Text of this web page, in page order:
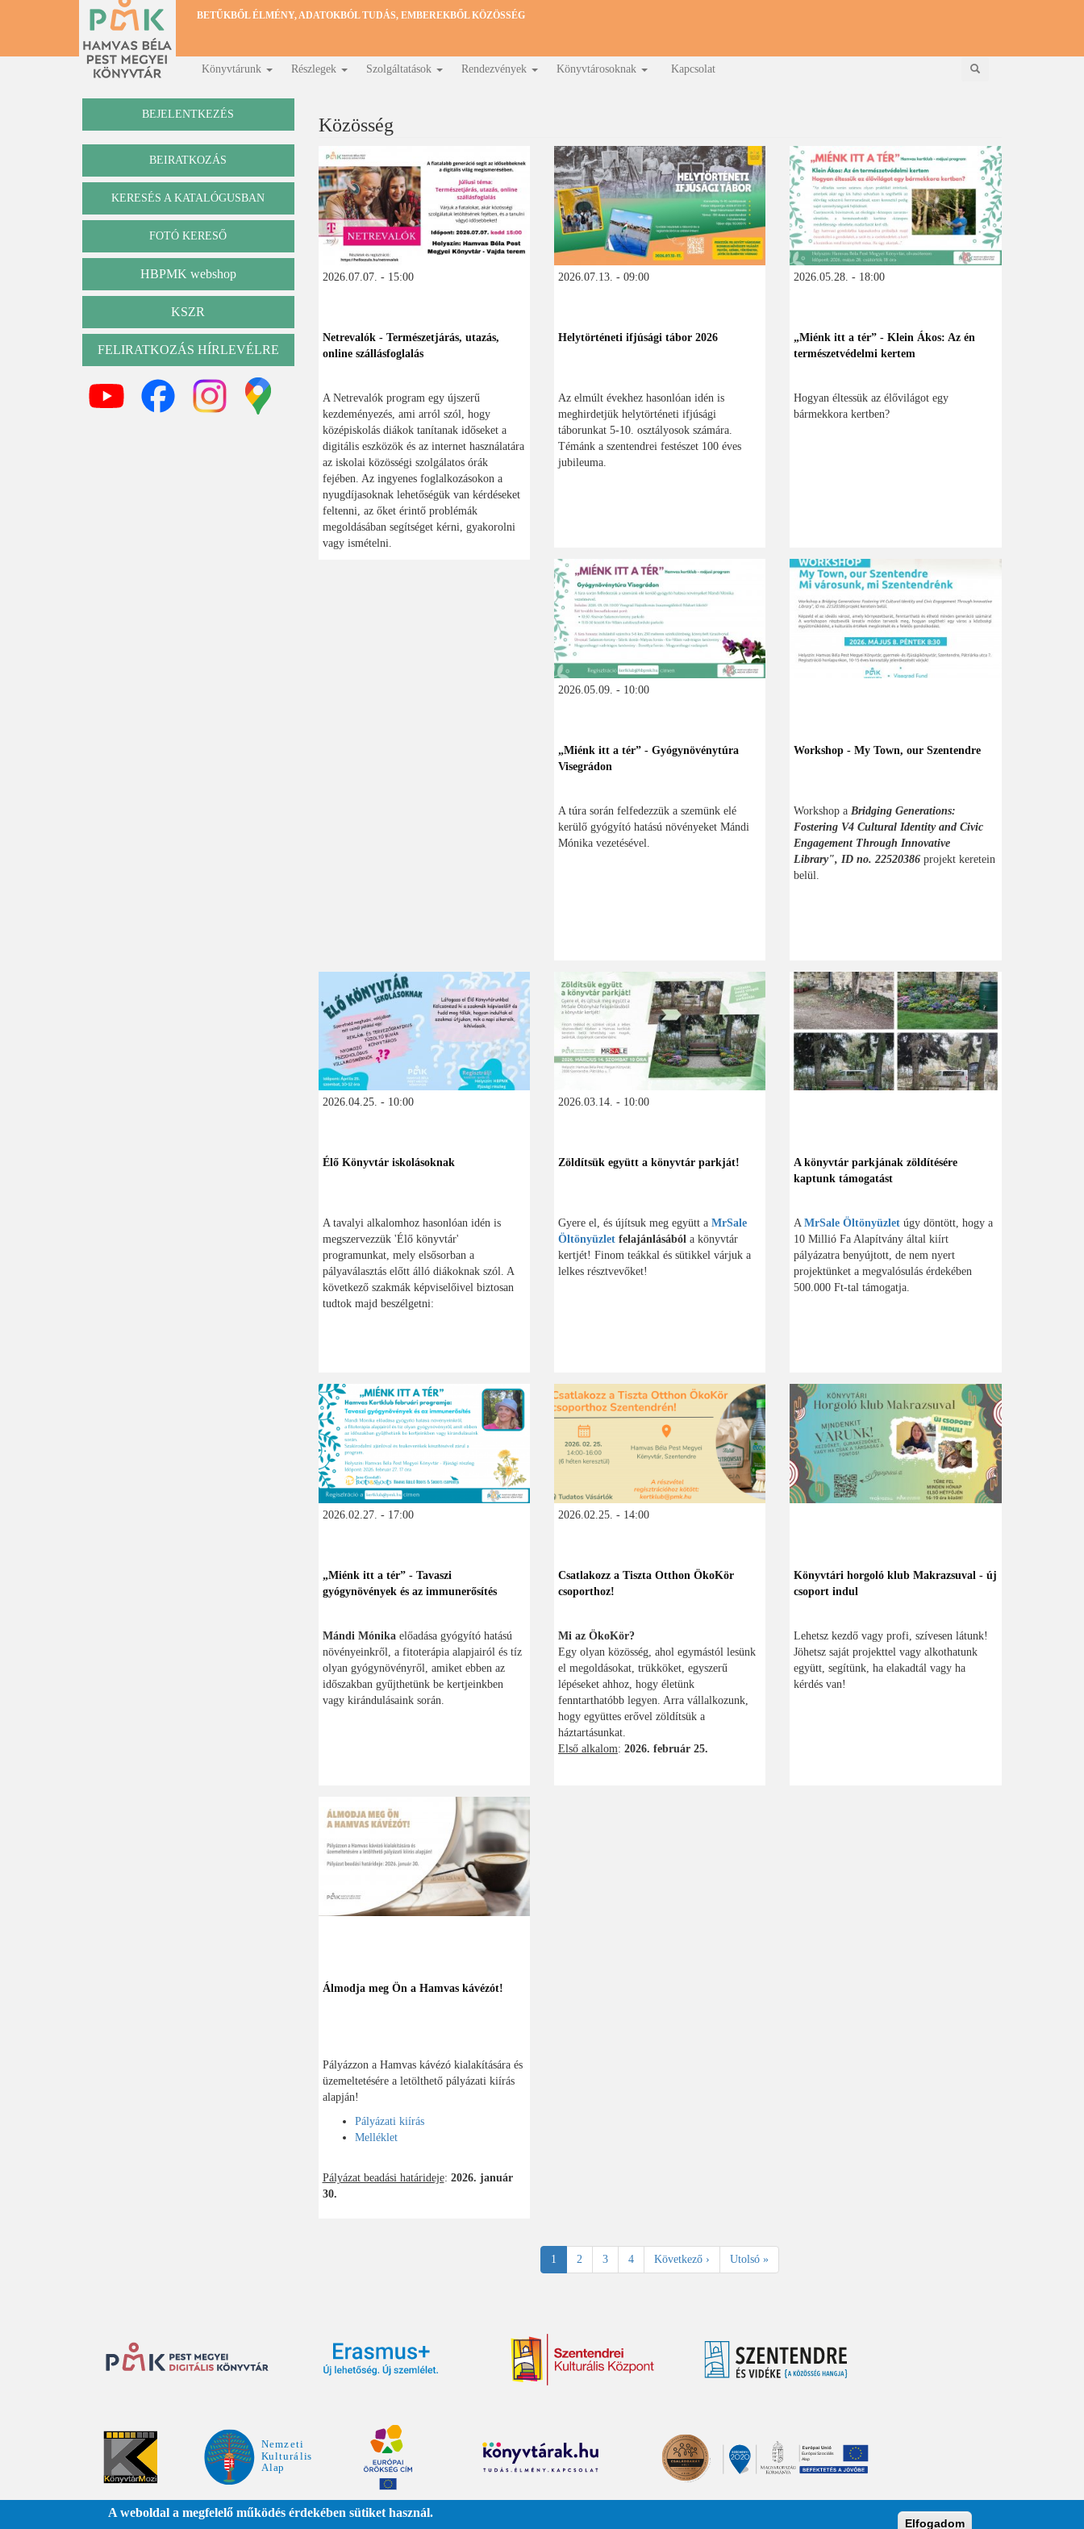
BETŰKBŐL ÉLMÉNY, ADATOKBÓL TUDÁS, EMBEREKBŐL KÖZÖSSÉG
Fő
navigáció
Könyvtárunk Részlegek Szolgáltatások Rendezvények Könyvtárosoknak Kapcsolat Keresés
BEJELENTKEZÉS
BEIRATKOZÁS
Katalógus
KERESÉS A KATALÓGUSBAN
FOTÓ KERESŐ
HBPMK webshop
KSZR
FELIRATKOZÁS HÍRLEVÉLRE
Közösség
2026.07.07. - 15:00
Netrevalók - Természetjárás, utazás,
online szállásfoglalás
A Netrevalók program egy újszerű
kezdeményezés, ami arról szól, hogy
középiskolás diákok tanítanak időseket a
digitális eszközök és az internet használatára
az iskolai közösségi szolgálatos órák
fejében. Az ingyenes foglalkozásokon a
nyugdíjasoknak lehetőségük van kérdéseket
feltenni, az őket érintő problémák
megoldásában segítséget kérni, gyakorolni
vagy ismételni.
2026.07.13. - 09:00
Helytörténeti ifjúsági tábor 2026
Az elmúlt évekhez hasonlóan idén is
meghirdetjük helytörténeti ifjúsági
táborunkat 5-10. osztályosok számára.
Témánk a szentendrei festészet 100 éves
jubileuma.
2026.05.28. - 18:00
„Miénk itt a tér” - Klein Ákos: Az én
természetvédelmi kertem
Hogyan éltessük az élővilágot egy
bármekkora kertben?
2026.05.09. - 10:00
„Miénk itt a tér” - Gyógynövénytúra
Visegrádon
A túra során felfedezzük a szemünk elé
kerülő gyógyító hatású növényeket Mándi
Mónika vezetésével.
Workshop - My Town, our Szentendre
Workshop a Bridging Generations:
Fostering V4 Cultural Identity and Civic
Engagement Through Innovative
Library", ID no. 22520386 projekt keretein
belül.
2026.04.25. - 10:00
Élő Könyvtár iskolásoknak
A tavalyi alkalomhoz hasonlóan idén is
megszervezzük 'Élő könyvtár'
programunkat, mely elsősorban a
pályaválasztás előtt álló diákoknak szól. A
következő szakmák képviselőivel biztosan
tudtok majd beszélgetni:
2026.03.14. - 10:00
Zöldítsük együtt a könyvtár parkját!
Gyere el, és újítsuk meg együtt a MrSale
Öltönyüzletfelajánlásából a könyvtár
kertjét! Finom teákkal és sütikkel várjuk a
lelkes résztvevőket!
A könyvtár parkjának zöldítésére
kaptunk támogatást
AMrSale Öltönyüzlet úgy döntött, hogy a
10 Millió Fa Alapítvány által kiírt
pályázatra benyújtott, de nem nyert
projektünket a megvalósulás érdekében
500.000 Ft-tal támogatja.
2026.02.27. - 17:00
„Miénk itt a tér” - Tavaszi
gyógynövények és az immunerősítés
Mándi Mónika előadása gyógyító hatású
növényeinkről, a fitoterápia alapjairól és tíz
olyan gyógynövényről, amiket ebben az
időszakban gyűjthetünk be kertjeinkben
vagy kirándulásaink során.
2026.02.25. - 14:00
Csatlakozz a Tiszta Otthon ÖkoKör
csoporthoz!
Mi az ÖkoKör?
Egy olyan közösség, ahol egymástól lesünk
el megoldásokat, trükköket, egyszerű
lépéseket ahhoz, hogy életünk
fenntarthatóbb legyen. Arra vállalkozunk,
hogy együttes erővel zöldítsük a
háztartásunkat.
Első alkalom: 2026. február 25.
Könyvtári horgoló klub Makrazsuval - új
csoport indul
Lehetsz kezdő vagy profi, szívesen látunk!
Jöhetsz saját projekttel vagy alkothatunk
együtt, segítünk, ha elakadtál vagy ha
kérdés van!
Álmodja meg Ön a Hamvas kávézót!
Pályázzon a Hamvas kávézó kialakítására és
üzemeltetésére a letölthető pályázati kiírás
alapján!
Pályázati kiírás
Melléklet
Pályázat beadási határideje: 2026. január
30.
Jelenlegi
oldal
1 Oldal
2 Oldal
3 Oldal
4
Következő
oldal
Következő ›
Utolsó
oldal
Utolsó »
Adatkezelési tájékoztató
A weboldal a megfelelő működés érdekében sütiket használ.
Elfogadom